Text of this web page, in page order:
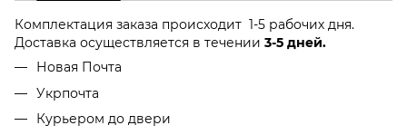
Комплектация заказа происходит 1-5 рабочих дня.
Доставка осуществляется в течении 3-5 дней.
Новая Почта
Укрпочта
Курьером до двери